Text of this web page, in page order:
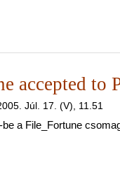
accepted to
Júl. 17. (V), 11.51
a File_Fortune